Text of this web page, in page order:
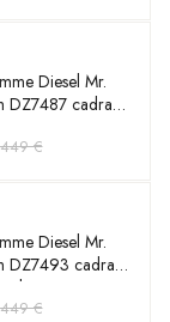
Diesel Mr.
DZ7487 cadran
acier
449 €
Diesel Mr.
DZ7493 cadran
acier
449 €